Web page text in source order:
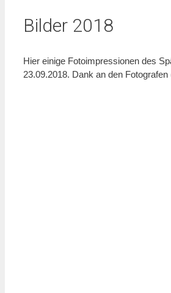
Bilder 2018
Hier einige Fotoimpressionen des
23.09.2018. Dank an den